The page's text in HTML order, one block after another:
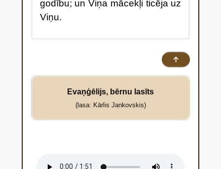
godību; un Viņa mācekļi ticēja uz
Viņu.
1 Trešajā dienā bija kāzas
Galilejas Kānā, un Jēzus māte
bija tur. 2 Arī Jēzu un viņa
mācekļus uzaicināja uz kāzām. 3
Kad pietrūka vīna, Jēzus māte
viņam sacīja: “Tiem nav vīna.” 4
Mana stunda vēl nav atnākusi.” 5
↑
Evaņģēlijs, bērnu lasīts
(lasa: Kārlis Jankovskis)